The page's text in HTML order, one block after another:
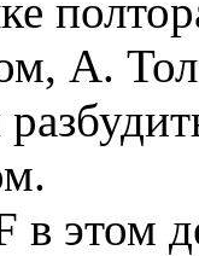
А.
этом